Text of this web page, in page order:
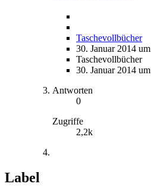
Taschevollbücher
30. Januar 2014
Taschevollbücher
30. Januar 2014
Antworten
0
Zugriffe
2,2k
Label